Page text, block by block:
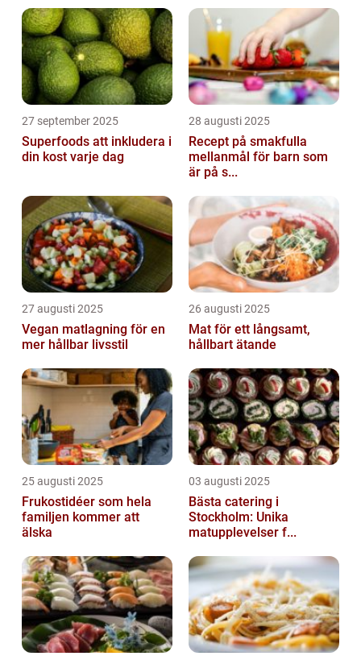
27 september 2025
Superfoods att inkludera i
din kost varje dag
28 augusti 2025
Recept på smakfulla
mellanmål för barn som
är på s...
27 augusti 2025
Vegan matlagning för en
mer hållbar livsstil
26 augusti 2025
Mat för ett långsamt,
hållbart ätande
25 augusti 2025
Frukostidéer som hela
familjen kommer att
älska
03 augusti 2025
Bästa catering i
Stockholm: Unika
matupplevelser f...